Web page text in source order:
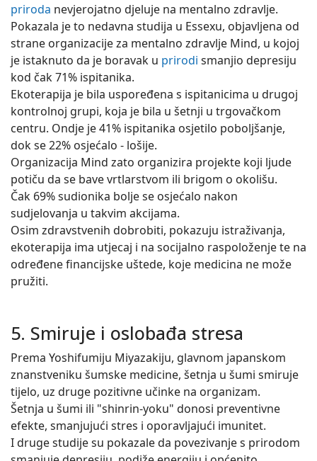
priroda nevjerojatno djeluje na mentalno zdravlje.
Pokazala je to nedavna studija u Essexu, objavljena od
strane organizacije za mentalno zdravlje Mind, u kojoj
je istaknuto da je boravak u prirodi smanjio depresiju
kod čak 71% ispitanika.
Ekoterapija je bila uspoređena s ispitanicima u drugoj
kontrolnoj grupi, koja je bila u šetnji u trgovačkom
centru. Ondje je 41% ispitanika osjetilo poboljšanje,
dok se 22% osjećalo - lošije.
Organizacija Mind zato organizira projekte koji ljude
potiču da se bave vrtlarstvom ili brigom o okolišu.
Čak 69% sudionika bolje se osjećalo nakon
sudjelovanja u takvim akcijama.
Osim zdravstvenih dobrobiti, pokazuju istraživanja,
ekoterapija ima utjecaj i na socijalno raspoloženje te na
određene financijske uštede, koje medicina ne može
pružiti.
5. Smiruje i oslobađa stresa
Prema Yoshifumiju Miyazakiju, glavnom japanskom
znanstveniku šumske medicine, šetnja u šumi smiruje
tijelo, uz druge pozitivne učinke na organizam.
Šetnja u šumi ili "shinrin-yoku" donosi preventivne
efekte, smanjujući stres i oporavljajući imunitet.
I druge studije su pokazale da povezivanje s prirodom